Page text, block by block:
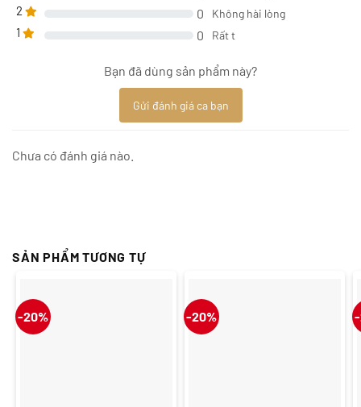
2 0 Không hài lòng
1 0 Rất t
Bạn đã dùng sản phẩm này?
Gửi đánh giá ca bạn
Chưa có đánh giá nào.
SẢN PHẨM TƯƠNG TỰ
-20% -20%